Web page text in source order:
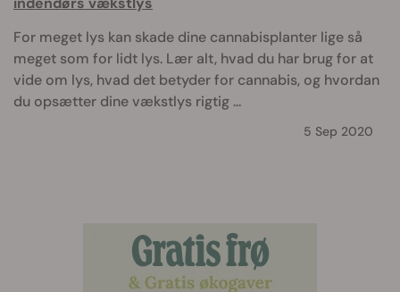
For meget lys kan skade dine cannabisplanter lige så
meget som for lidt lys. Lær alt, hvad du har brug for at
vide om lys, hvad det betyder for cannabis, og hvordan
du opsætter dine vækstlys rigtig ...
5 Sep 2020